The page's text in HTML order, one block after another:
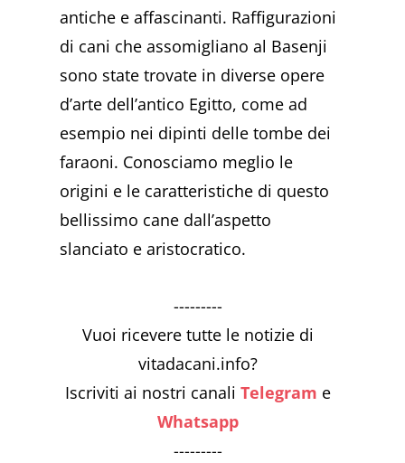
antiche e affascinanti. Raffigurazioni
di cani che assomigliano al Basenji
sono state trovate in diverse opere
d’arte dell’antico Egitto, come ad
esempio nei dipinti delle tombe dei
faraoni. Conosciamo meglio le
origini e le caratteristiche di questo
bellissimo cane dall’aspetto
slanciato e aristocratico.
---------
Vuoi ricevere tutte le notizie di
vitadacani.info?
Iscriviti ai nostri canaliTelegram e
Whatsapp
---------